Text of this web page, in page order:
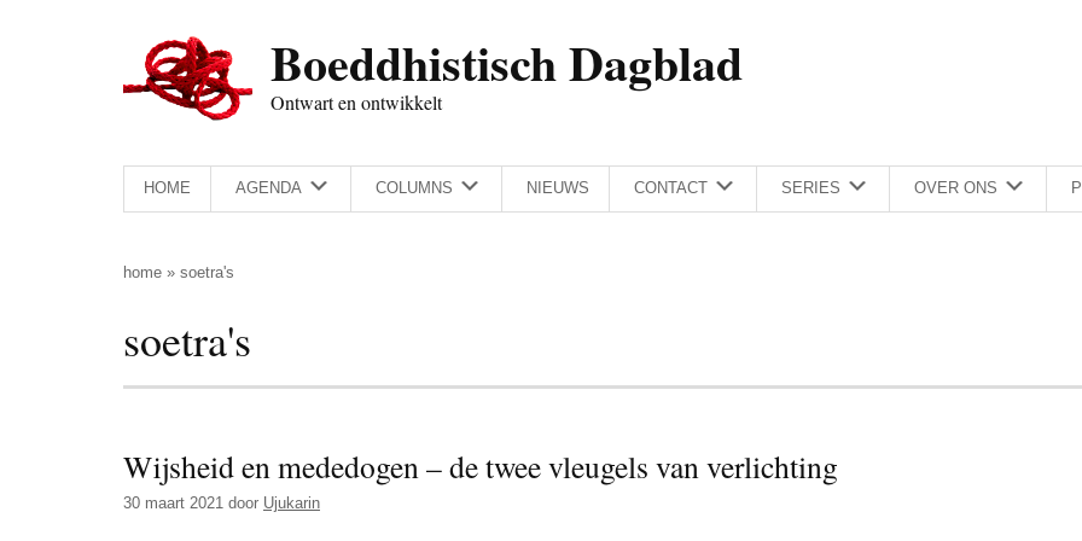
Boeddhistisch Dagblad
Ontwart en ontwikkelt
HOME AGENDA COLUMNS NIEUWS CONTACT SERIES OVER ONS
home » soetra's
soetra's
Wijsheid en mededogen – de twee vleugels van verlichting
30 maart 2021 door Ujukarin